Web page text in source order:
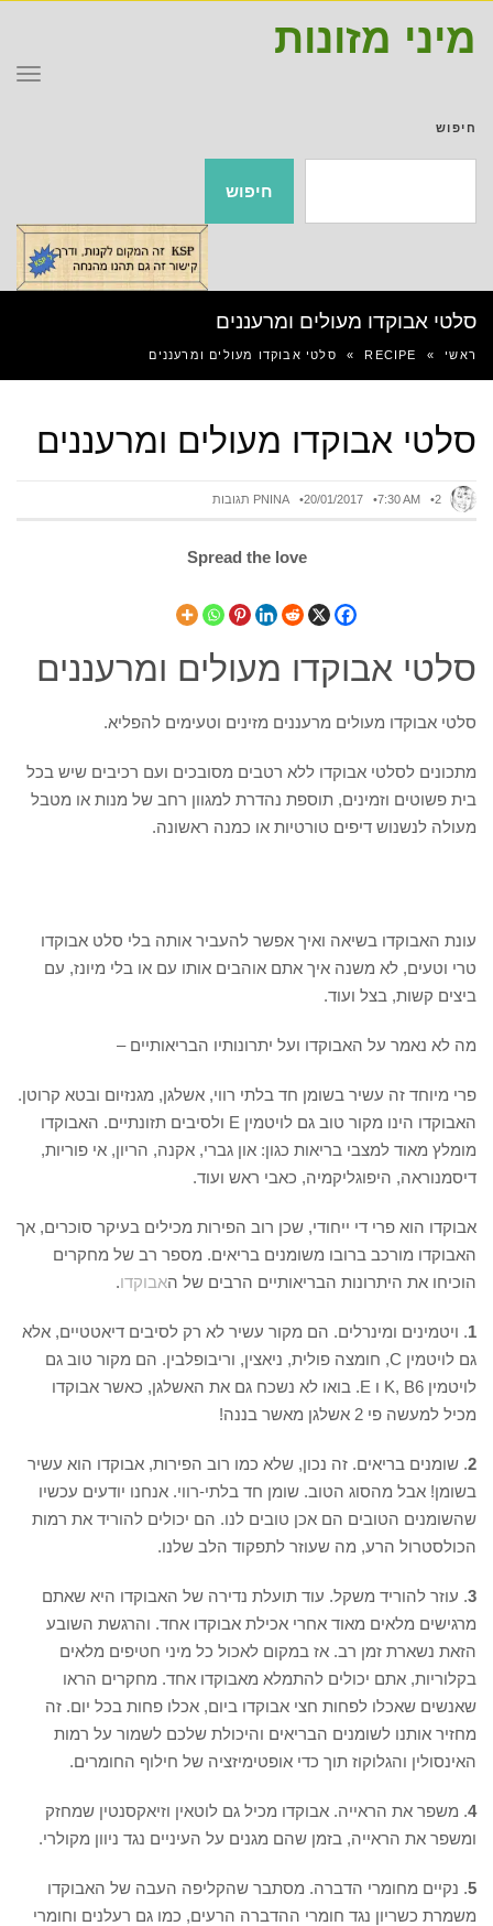
מיני מזונות
חיפוש
חיפוש
סלטי אבוקדו מעולים ומרעננים
ראשי »
RECIPE
» סלטי אבוקדו מעולים ומרעננים
סלטי אבוקדו מעולים ומרעננים
PNINA 20/01/2017 7:30 AM 2 תגובות
Spread the love
סלטי אבוקדו מעולים ומרעננים
סלטי אבוקדו מעולים מרעננים מזינים וטעימים להפליא.
מתכונים לסלטי אבוקדו ללא רטבים מסובכים ועם רכיבים שיש בכל
בית פשוטים וזמינים, תוספת נהדרת למגוון רחב של מנות או מטבל
מעולה לנשנוש דיפים טורטיות או כמנה ראשונה.
עונת האבוקדו בשיאה ואיך אפשר להעביר אותה בלי סלט אבוקדו
טרי וטעים, לא משנה איך אתם אוהבים אותו עם או בלי מיונז, עם
ביצים קשות, בצל ועוד.
מה לא נאמר על האבוקדו ועל יתרונותיו הבריאותיים –
פרי מיוחד זה עשיר בשומן חד בלתי רווי, אשלגן, מגנזיום ובטא קרוטן.
האבוקדו הינו מקור טוב גם לויטמין E ולסיבים תזונתיים. האבוקדו
מומלץ מאוד למצבי בריאות כגון: און גברי, אקנה, הריון, אי פוריות,
דיסמנוראה, היפוגליקמיה, כאבי ראש ועוד.
אבוקדו הוא פרי די ייחודי, שכן רוב הפירות מכילים בעיקר סוכרים, אך
האבוקדו מורכב ברובו משומנים בריאים. מספר רב של מחקרים
הוכיחו את היתרונות הבריאותיים הרבים של האבוקדו.
1. ויטמינים ומינרלים. הם מקור עשיר לא רק לסיבים דיאטטיים, אלא
גם לויטמין C, חומצה פולית, ניאצין, וריבופלבין. הם מקור טוב גם
לויטמין K, B6 ו E. בואו לא נשכח גם את האשלגן, כאשר אבוקדו
מכיל למעשה פי 2 אשלגן מאשר בננה!
2. שומנים בריאים. זה נכון, שלא כמו רוב הפירות, אבוקדו הוא עשיר
בשומן! אבל מהסוג הטוב. שומן חד בלתי-רווי. אנחנו יודעים עכשיו
שהשומנים הטובים הם אכן טובים לנו. הם יכולים להוריד את רמות
הכולסטרול הרע, מה שעוזר לתפקוד הלב שלנו.
3. עוזר להוריד משקל. עוד תועלת נדירה של האבוקדו היא שאתם
מרגישים מלאים מאוד אחרי אכילת אבוקדו אחד. והרגשת השובע
הזאת נשארת זמן רב. אז במקום לאכול כל מיני חטיפים מלאים
בקלוריות, אתם יכולים להתמלא מאבוקדו אחד. מחקרים הראו
שאנשים שאכלו לפחות חצי אבוקדו ביום, אכלו פחות בכל יום. זה
מחזיר אותנו לשומנים הבריאים והיכולת שלכם לשמור על רמות
האינסולין והגלוקוז תוך כדי אופטימיזציה של חילוף החומרים.
4. משפר את הראייה. אבוקדו מכיל גם לוטאין וזיאקסנטין שמחזק
ומשפר את הראייה, בזמן שהם מגנים על העיניים נגד ניוון מקולרי.
5. נקיים מחומרי הדברה. מסתבר שהקליפה העבה של האבוקדו
משמרת כשריון נגד חומרי ההדברה הרעים, כמו גם רעלנים וחומרי